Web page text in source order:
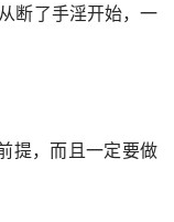
断了手淫开始，一
提，而且一定要做